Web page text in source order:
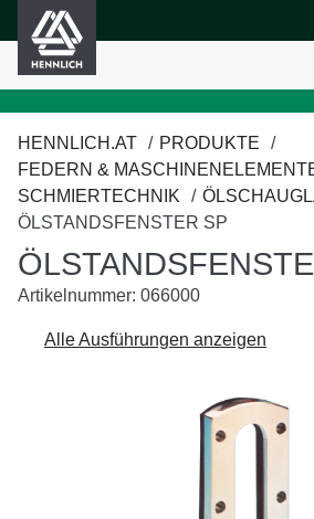
springen
HENNLICH.AT
PRODUKTE
FEDERN &
SCHMIERTECHNIK
ÖLSTANDSFENSTER SP
Artikelnummer: 066000
Alle Ausführungen anzeigen